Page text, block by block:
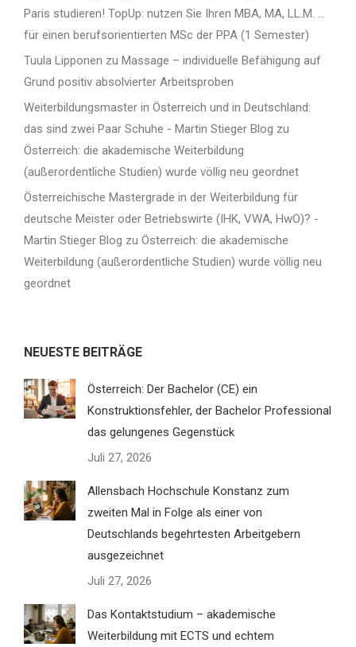
Paris studieren! TopUp: nutzen Sie Ihren MBA, MA, LL.M. …
für einen berufsorientierten MSc der PPA (1 Semester)
Tuula Lipponen zu Massage – individuelle Befähigung auf
Grund positiv absolvierter Arbeitsproben
Weiterbildungsmaster in Österreich und in Deutschland:
das sind zwei Paar Schuhe - Martin Stieger Blog zu
Österreich: die akademische Weiterbildung
(außerordentliche Studien) wurde völlig neu geordnet
Österreichische Mastergrade in der Weiterbildung für
deutsche Meister oder Betriebswirte (IHK, VWA, HwO)? -
Martin Stieger Blog zu Österreich: die akademische
Weiterbildung (außerordentliche Studien) wurde völlig neu
geordnet
NEUESTE BEITRÄGE
Österreich: Der Bachelor (CE) ein
Konstruktionsfehler, der Bachelor Professional
das gelungenes Gegenstück
Juli 27, 2026
Allensbach Hochschule Konstanz zum
zweiten Mal in Folge als einer von
Deutschlands begehrtesten Arbeitgebern
ausgezeichnet
Juli 27, 2026
Das Kontaktstudium – akademische
Weiterbildung mit ECTS und echtem